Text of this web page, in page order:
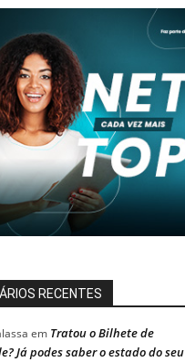
RECENTES
em Tratou o Bilhete de
Já podes saber o estado do seu